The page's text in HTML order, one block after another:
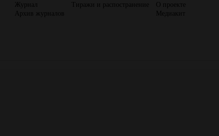
Журнал
Архив журналов
Тиражи и распостранение
О проекте
Медиакит